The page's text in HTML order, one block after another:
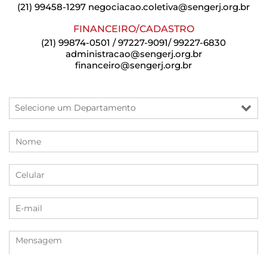
(21) 99458-1297 negociacao.coletiva@sengerj.org.br
FINANCEIRO/CADASTRO
(21) 99874-0501 / 97227-9091/ 99227-6830
administracao@sengerj.org.br
financeiro@sengerj.org.br